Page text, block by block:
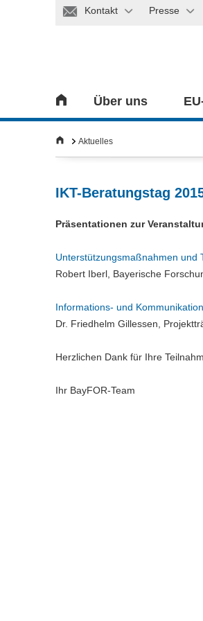
Kontakt Presse
Über uns
Aktuelles
IKT-Beratungstag
Präsentationen zur
Unterstützungsmaßnahmen und
Robert Iberl, Bayerische
Informations- und
Dr. Friedhelm Gillessen,
Herzlichen Dank für Ihre
Ihr BayFOR-Team